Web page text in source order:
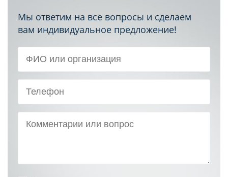
Мы ответим на все вопросы и сделаем
вам индивидуальное предложение!